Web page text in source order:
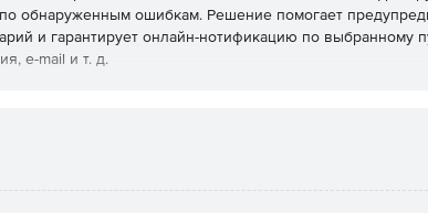
обнаруженным ошибкам. Решение помогает
и гарантирует онлайн-нотификацию по выбранному
e-mail и т. д.